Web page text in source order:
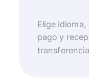
Elige
pago y